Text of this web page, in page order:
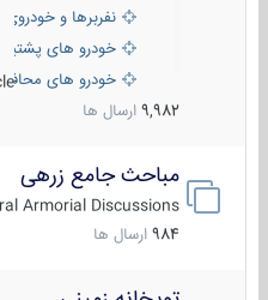
نفربرها و خودروی
خودرو های
خودرو های
9,982 ارسال ها
مباحث جامع زرهی
Armorial Discussions
984 ارسال ها